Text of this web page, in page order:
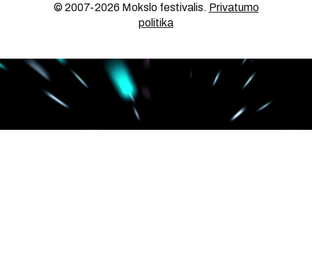
© 2007-2026 Mokslo festivalis. Privatumo
politika